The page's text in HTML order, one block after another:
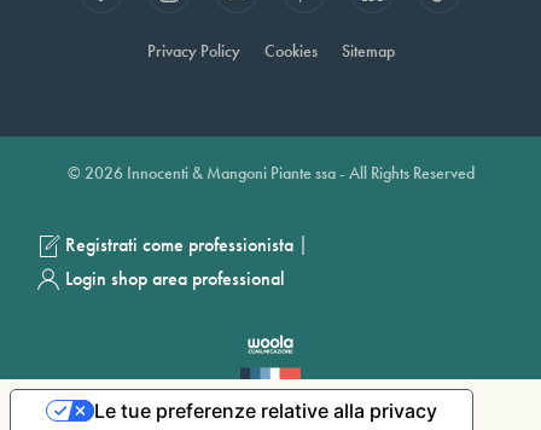
Privacy Policy Cookies Sitemap
© 2026 Innocenti & Mangoni Piante ssa - All Rights Reserved
Registrati come professionista |
Login shop area professional
Le tue preferenze relative alla privacy